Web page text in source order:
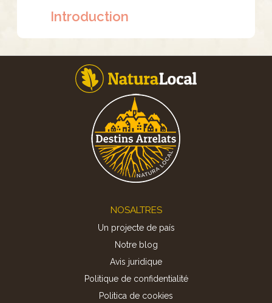
Introduction
NOSALTRES
Un projecte de país
Notre blog
Avis juridique
Politique de confidentialité
Politica de cookies